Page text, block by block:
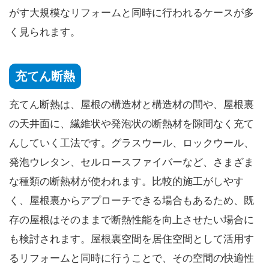
がす大規模なリフォームと同時に行われるケースが多
く見られます。
充てん断熱
充てん断熱は、屋根の構造材と構造材の間や、屋根裏
の天井面に、繊維状や発泡状の断熱材を隙間なく充て
んしていく工法です。グラスウール、ロックウール、
発泡ウレタン、セルロースファイバーなど、さまざま
な種類の断熱材が使われます。比較的施工がしやす
く、屋根裏からアプローチできる場合もあるため、既
存の屋根はそのままで断熱性能を向上させたい場合に
も検討されます。屋根裏空間を居住空間として活用す
るリフォームと同時に行うことで、その空間の快適性